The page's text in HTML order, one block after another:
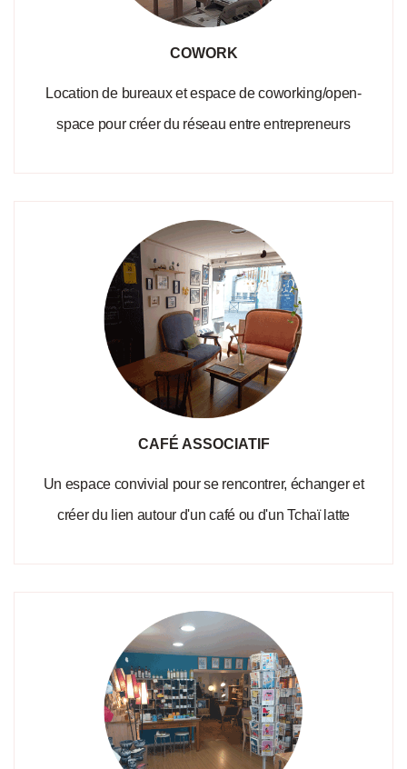
COWORK
Location de bureaux et espace de coworking/open-
space pour créer du réseau entre entrepreneurs
CAFÉ ASSOCIATIF
Un espace convivial pour se rencontrer, échanger et
créer du lien autour d'un café ou d'un Tchaï latte